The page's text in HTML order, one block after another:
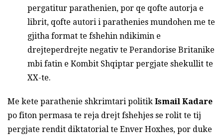
pergatitur parathenien, por qe qofte autorja e
librit, qofte autori i parathenies mundohen me te
gjitha format te fshehin ndikimin e
drejteperdrejte negativ te Perandorise Britanike
mbi fatin e Kombit Shqiptar pergjate shekullit te
XX-te.
Me kete parathenie shkrimtari politik Ismail Kadare
po fiton permasa te reja drejt fshehjes se rolit te tij
pergjate rendit diktatorial te Enver Hoxhes, por duke